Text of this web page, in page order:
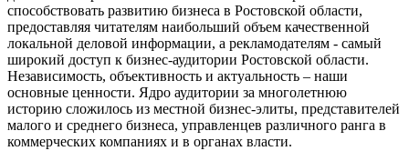
способствовать развитию бизнеса в Ростовской области,
предоставляя читателям наибольший объем качественной
локальной деловой информации, а рекламодателям - самый
широкий доступ к бизнес-аудитории Ростовской области.
Независимость, объективность и актуальность – наши
основные ценности. Ядро аудитории за многолетнюю
историю сложилось из местной бизнес-элиты, представителей
малого и среднего бизнеса, управленцев различного ранга в
коммерческих компаниях и в органах власти.